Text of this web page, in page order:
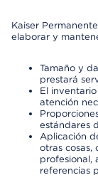
Kaiser
elaborar y
Tamaño y
prestará
El
atención
estándares
Aplicación
otras cosas,
profesional,
referencias